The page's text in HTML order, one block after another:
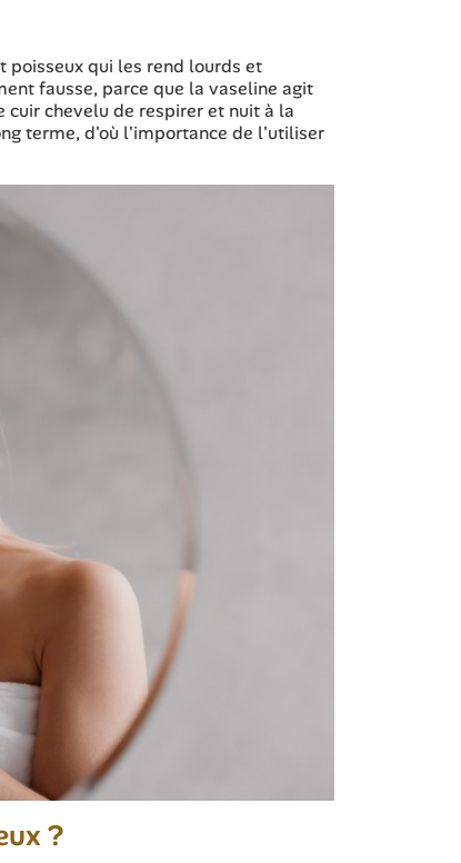
poisseux qui les rend lourds et
fausse, parce que la vaseline agit
chevelu de respirer et nuit à la
terme, d'où l'importance de l'utiliser
?